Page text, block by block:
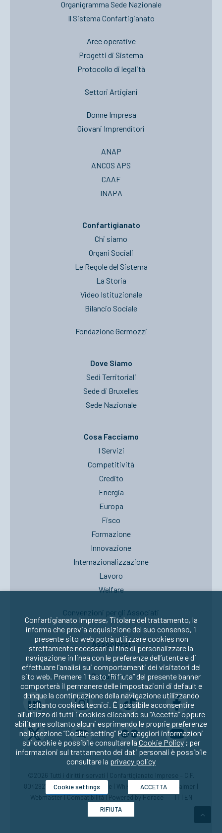
Organigramma Sede Nazionale
Il Sistema Confartigianato
Aree operative
Progetti di Sistema
Protocollo di legalità
Settori Artigiani
Donne Impresa
Giovani Imprenditori
ANAP
ANCOS APS
CAAF
INAPA
Confartigianato
Chi siamo
Organi Sociali
Le Regole del Sistema
La Storia
Video Istituzionale
Bilancio Sociale
Fondazione Germozzi
Dove Siamo
Sedi Territoriali
Sede di Bruxelles
Sede Nazionale
Cosa Facciamo
I Servizi
Competitività
Credito
Energia
Europa
Fisco
Formazione
Innovazione
Internazionalizzazione
Lavoro
Welfare
Convenzioni per gli Associati
Associarsi
Seguici su:
©2026 Tutti i diritti riservati | Confartigianato Imprese – C.F.
80429270582 |Privacy|Cookie Whistleblowing|Disclaimer
Webmaster|Compatibilità| Powered by Horace IT EN
Confartigianato Imprese, Titolare del trattamento, la
informa che previa acquisizione del suo consenso, il
presente sito web potrà utilizzare cookies non
strettamente necessari al fine di personalizzare la
navigazione in linea con le preferenze dell’utente e di
effettuare l’analisi sui comportamenti dei visitatori del
sito web. Premere il tasto “Rifiuta” del presente banner
comporterà il permanere delle impostazioni di default e
dunque la continuazione della navigazione utilizzando
soltanto cookies tecnici. È possibile acconsentire
all’utilizzo di tutti i cookies cliccando su “Accetta” oppure
abilitarne soltanto alcuni esprimendo le proprie preferenze
nella sezione “Cookie setting” Per maggiori informazioni
sui cookie è possibile consultare la Cookie Policy; per
informazioni sul trattamento dei dati personali è possibile
consultare la privacy policy
Cookie settings ACCETTA
RIFIUTA